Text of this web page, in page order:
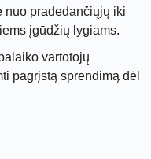
nuo pradedančiųjų iki
įgūdžių lygiams.
vartotojų
pagrįstą sprendimą dėl